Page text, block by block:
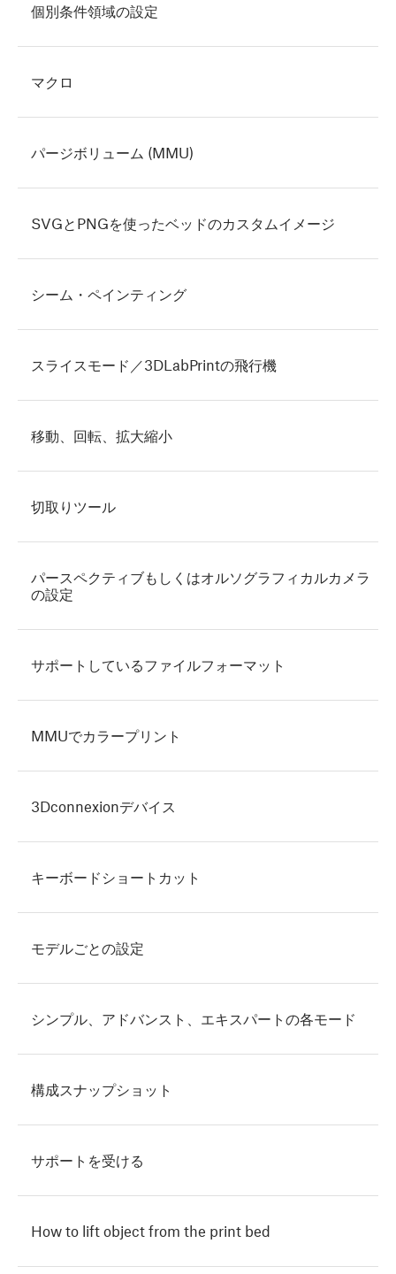
個別条件領域の設定
マクロ
パージボリューム (MMU)
SVGとPNGを使ったベッドのカスタムイメージ
シーム・ペインティング
スライスモード／3DLabPrintの飛行機
移動、回転、拡大縮小
切取りツール
パースペクティブもしくはオルソグラフィカルカメラ
の設定
サポートしているファイルフォーマット
MMUでカラープリント
3Dconnexionデバイス
キーボードショートカット
モデルごとの設定
シンプル、アドバンスト、エキスパートの各モード
構成スナップショット
サポートを受ける
How to lift object from the print bed